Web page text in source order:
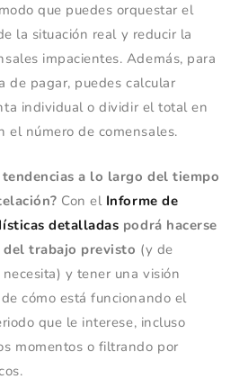
que puedes orquestar el
la situación real y reducir la
impacientes. Además, para
de pagar, puedes calcular
individual o dividir el total en
el número de comensales.
tendencias a lo largo del tiempo
Con el Informe de
detalladas podrá hacerse
del trabajo previsto (y de
y tener una visión
cómo está funcionando el
que le interese, incluso
momentos o filtrando por